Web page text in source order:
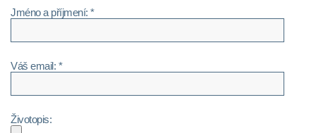
Jméno a příjmení: *
Váš email: *
Životopis: